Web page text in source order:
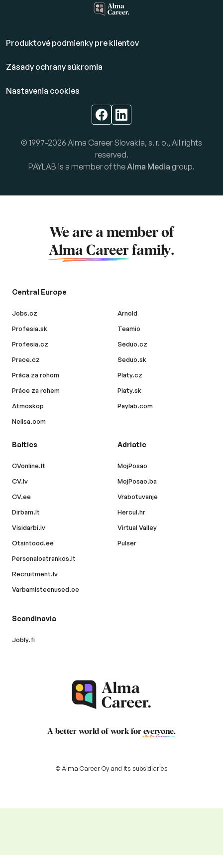
Produktové podmienky pre klientov
Zásady ochrany súkromia
Nastavenia cookies
© 1997-2026 Alma Career Slovakia, s. r. o., All rights
reserved.
PAYLAB is a member of theAlma Media group.
We are a member of
Alma Career family.
Central Europe
Jobs.cz
Profesia.sk
Profesia.cz
Prace.cz
Práca za rohom
Práce za rohem
Atmoskop
Nelisa.com
Arnold
Teamio
Seduo.cz
Seduo.sk
Platy.cz
Platy.sk
Paylab.com
Baltics
CVonline.lt
CV.lv
CV.ee
Dirbam.lt
Visidarbi.lv
Otsintood.ee
Personaloatrankos.lt
Recruitment.lv
Varbamisteenused.ee
Adriatic
MojPosao
MojPosao.ba
Vrabotuvanje
Hercul.hr
Virtual Valley
Pulser
Scandinavia
Jobly.fi
A better world of work for everyone.
© Alma Career Oy and its subsidiaries